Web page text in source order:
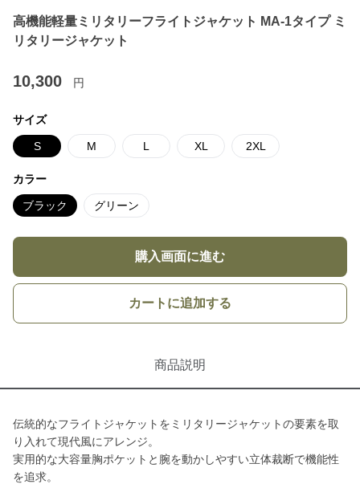
高機能軽量ミリタリーフライトジャケット MA-1タイプ ミ
リタリージャケット
10,300 円
サイズ
S M L XL 2XL
カラー
ブラック グリーン
購入画面に進む
カートに追加する
商品説明
伝統的なフライトジャケットをミリタリージャケットの要素を取
り入れて現代風にアレンジ。
実用的な大容量胸ポケットと腕を動かしやすい立体裁断で機能性
を追求。